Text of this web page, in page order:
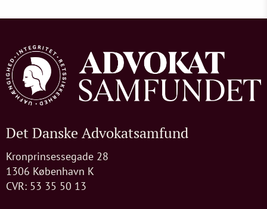
Det Danske Advokatsamfund
Kronprinsessegade 28
1306 København K
CVR: 53 35 50 13